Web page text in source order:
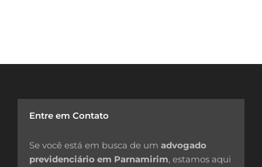
Entre em Contato
Se você está em busca de um advogado
previdenciário em Parnamirim, estamos aqui